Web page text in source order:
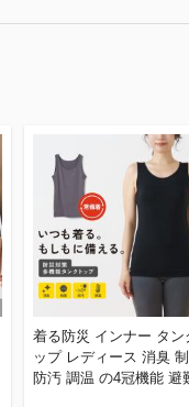
着る防災 インナー タン
ップ レディース 消臭
防汚 調温 の4冠機能 避